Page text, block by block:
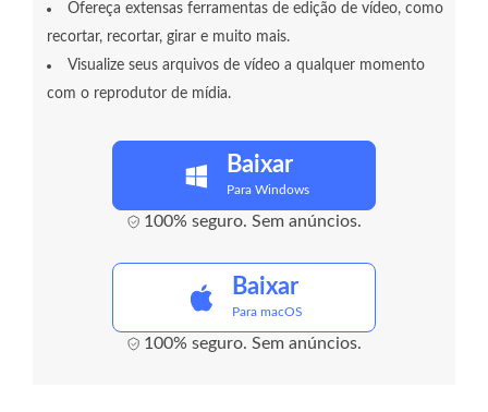
Ofereça extensas ferramentas de edição de vídeo, como
recortar, recortar, girar e muito mais.
Visualize seus arquivos de vídeo a qualquer momento
com o reprodutor de mídia.
Baixar
Para Windows
100% seguro. Sem anúncios.
Baixar
Para macOS
100% seguro. Sem anúncios.